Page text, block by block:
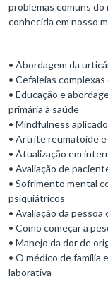
problemas comuns
conhecida em nosso
• Abordagem da
• Cefaleias
• Educação e
primária à saúde
• Mindfulness
• Artrite reumatoide
• Atualização em
• Avaliação de
• Sofrimento mental
psiquiátricos
• Avaliação da
• Como começar a
• Manejo da dor de
• O médico de família
laborativa